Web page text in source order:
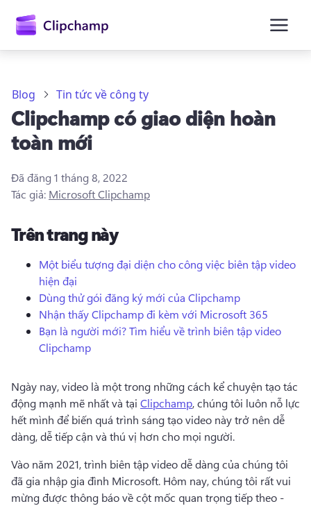
dung
chính
Đăng nhập
Dùng thử miễn phí
Blog Tin tức về công ty
Clipchamp có giao diện hoàn
toàn mới
Đã đăng 1 tháng 8, 2022
Tác giả: Microsoft Clipchamp
Trên trang này
Một biểu tượng đại diện cho công việc biên tập video
hiện đại
Dùng thử gói đăng ký mới của Clipchamp
Nhận thấy Clipchamp đi kèm với Microsoft 365
Bạn là người mới?Tìm hiểu về trình biên tập video
Clipchamp
Ngày nay, video là một trong những cách kể chuyện tạo tác
động mạnh mẽ nhất và tại Clipchamp, chúng tôi luôn nỗ lực
hết mình để biến quá trình sáng tạo video này trở nên dễ
dàng, dễ tiếp cận và thú vị hơn cho mọi người.
Vào năm 2021, trình biên tập video dễ dàng của chúng tôi
đã gia nhập gia đình Microsoft. Hôm nay, chúng tôi rất vui
mừng được thông báo về cột mốc quan trọng tiếp theo -